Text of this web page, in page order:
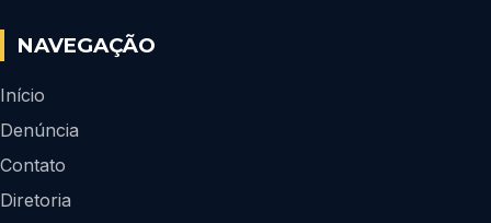
NAVEGAÇÃO
Início
Denúncia
Contato
Diretoria